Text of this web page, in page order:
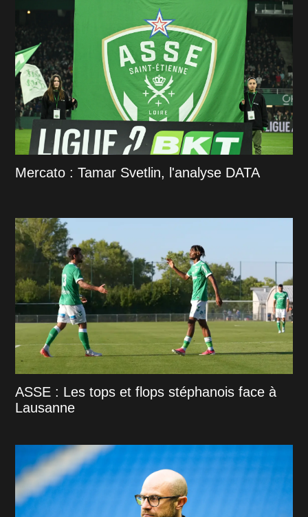
Mercato : Tamar Svetlin, l'analyse DATA
ASSE : Les tops et flops stéphanois face à
Lausanne